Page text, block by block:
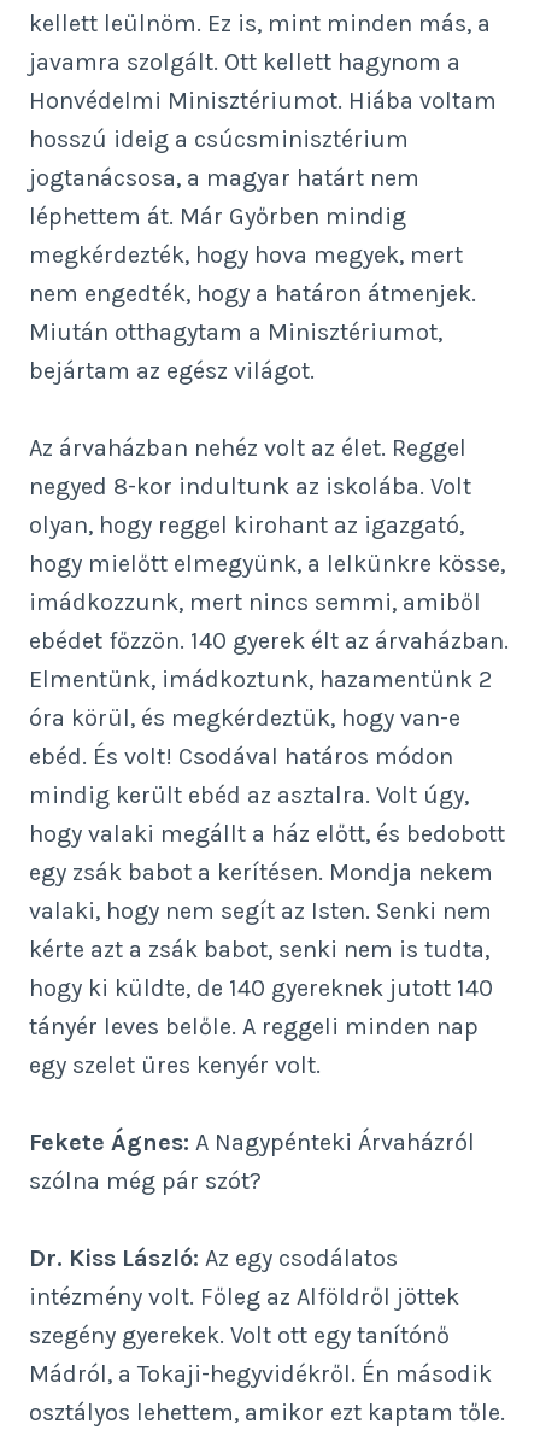
kellett leülnöm. Ez is, mint minden más, a
javamra szolgált. Ott kellett hagynom a
Honvédelmi Minisztériumot. Hiába voltam
hosszú ideig a csúcsminisztérium
jogtanácsosa, a magyar határt nem
léphettem át. Már Győrben mindig
megkérdezték, hogy hova megyek, mert
nem engedték, hogy a határon átmenjek.
Miután otthagytam a Minisztériumot,
bejártam az egész világot.
Az árvaházban nehéz volt az élet. Reggel
negyed 8-kor indultunk az iskolába. Volt
olyan, hogy reggel kirohant az igazgató,
hogy mielőtt elmegyünk, a lelkünkre kösse,
imádkozzunk, mert nincs semmi, amiből
ebédet főzzön. 140 gyerek élt az árvaházban.
Elmentünk, imádkoztunk, hazamentünk 2
óra körül, és megkérdeztük, hogy van-e
ebéd. És volt! Csodával határos módon
mindig került ebéd az asztalra. Volt úgy,
hogy valaki megállt a ház előtt, és bedobott
egy zsák babot a kerítésen. Mondja nekem
valaki, hogy nem segít az Isten. Senki nem
kérte azt a zsák babot, senki nem is tudta,
hogy ki küldte, de 140 gyereknek jutott 140
tányér leves belőle. A reggeli minden nap
egy szelet üres kenyér volt.
Fekete Ágnes: A Nagypénteki Árvaházról
szólna még pár szót?
Dr. Kiss László: Az egy csodálatos
intézmény volt. Főleg az Alföldről jöttek
szegény gyerekek. Volt ott egy tanítónő
Mádról, a Tokaji-hegyvidékről. Én második
osztályos lehettem, amikor ezt kaptam tőle.